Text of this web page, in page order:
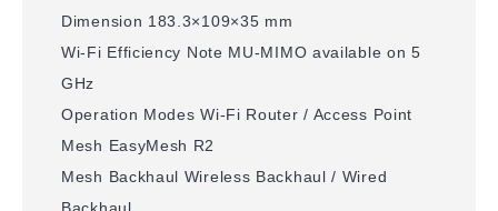
Dimension 183.3×109×35 mm
Wi-Fi Efficiency Note MU-MIMO available on 5
GHz
Operation Modes Wi-Fi Router / Access Point
Mesh EasyMesh R2
Mesh Backhaul Wireless Backhaul / Wired
Backhaul